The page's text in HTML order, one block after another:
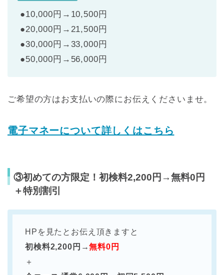
●10,000円→10,500円
●20,000円→21,500円
●30,000円→33,000円
●50,000円→56,000円
ご希望の方はお支払いの際にお伝えくださいませ。
電子マネーについて詳しくはこちら
③初めての方限定！初検料2,200円→無料0円
＋特別割引
HPを見たとお伝え頂きますと
初検料2,200円→無料0円
＋